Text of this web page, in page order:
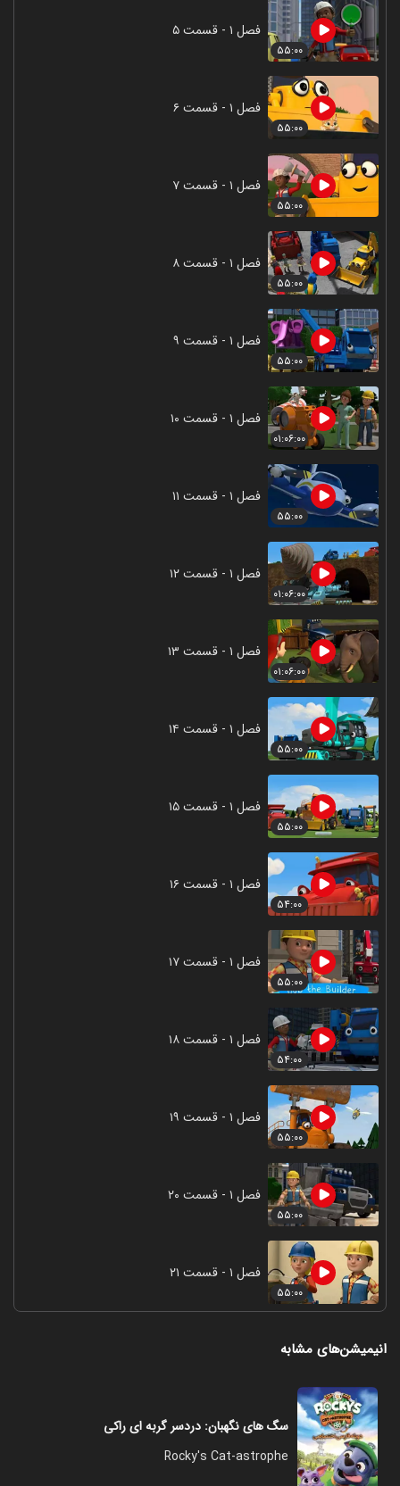
۵۵:۰۰
فصل ۱ - قسمت ۵
۵۵:۰۰
فصل ۱ - قسمت ۶
۵۵:۰۰
فصل ۱ - قسمت ۷
۵۵:۰۰
فصل ۱ - قسمت ۸
۵۵:۰۰
فصل ۱ - قسمت ۹
۰۱:۰۶:۰۰
فصل ۱ - قسمت ۱۰
۵۵:۰۰
فصل ۱ - قسمت ۱۱
۰۱:۰۶:۰۰
فصل ۱ - قسمت ۱۲
۰۱:۰۶:۰۰
فصل ۱ - قسمت ۱۳
۵۵:۰۰
فصل ۱ - قسمت ۱۴
۵۵:۰۰
فصل ۱ - قسمت ۱۵
۵۴:۰۰
فصل ۱ - قسمت ۱۶
۵۵:۰۰
فصل ۱ - قسمت ۱۷
۵۴:۰۰
فصل ۱ - قسمت ۱۸
۵۵:۰۰
فصل ۱ - قسمت ۱۹
۵۵:۰۰
فصل ۱ - قسمت ۲۰
۵۵:۰۰
فصل ۱ - قسمت ۲۱
انیمیشن‌های مشابه
سگ های نگهبان: دردسر گربه ای راکی
Rocky's Cat-astrophe